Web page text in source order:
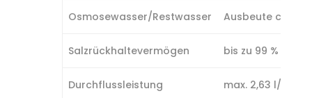
Osmosewasser/Restwasser Ausbeute ca. 1 : 1
Salzrückhaltevermögen bis zu 99 %
Durchflussleistung max. 2,63 l/min